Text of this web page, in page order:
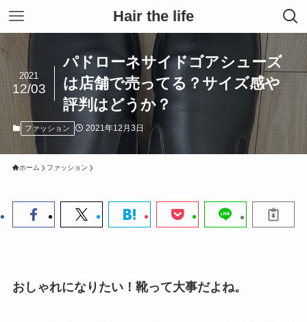
Hair the life
パドローネサイドゴアシューズ
は店舗で売ってる？サイズ感や
評判はどうか？
2021
12/03
ファッション 2021年12月3日
ホーム ファッション
おしゃれになりたい！靴って大事だよね。